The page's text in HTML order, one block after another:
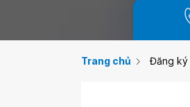
Trang chủ Đăng ký